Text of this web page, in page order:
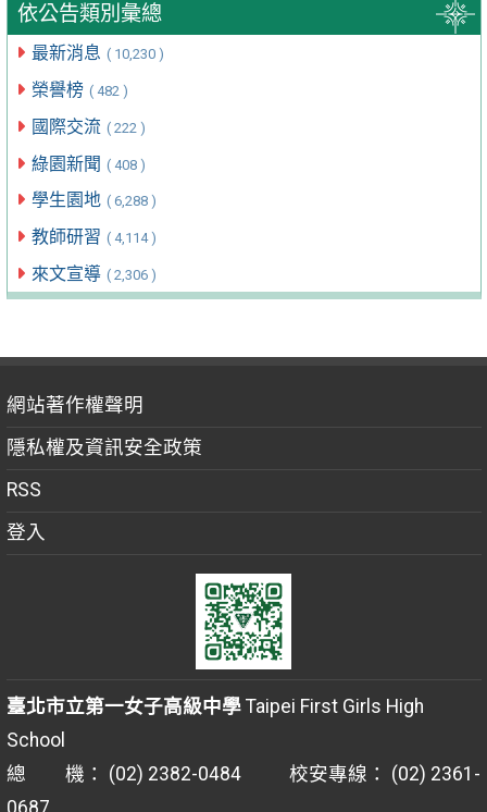
依公告類別彙總
最新消息 ( 10,230 )
榮譽榜 ( 482 )
國際交流 ( 222 )
綠園新聞 ( 408 )
學生園地 ( 6,288 )
教師研習 ( 4,114 )
來文宣導 ( 2,306 )
網站著作權聲明
隱私權及資訊安全政策
RSS
登入
臺北市立第一女子高級中學Taipei First Girls High
School
總 機： (02) 2382-0484 校安專線： (02) 2361-
0687